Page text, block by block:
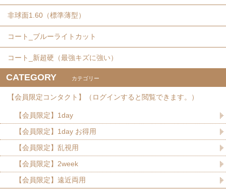
非球面1.60（標準薄型）
コート_ブルーライトカット
コート_新超硬（最強キズに強い）
CATEGORY カテゴリー
【会員限定コンタクト】（ログインすると閲覧できます。）
【会員限定】1day
【会員限定】1day お得用
【会員限定】乱視用
【会員限定】2week
【会員限定】遠近両用